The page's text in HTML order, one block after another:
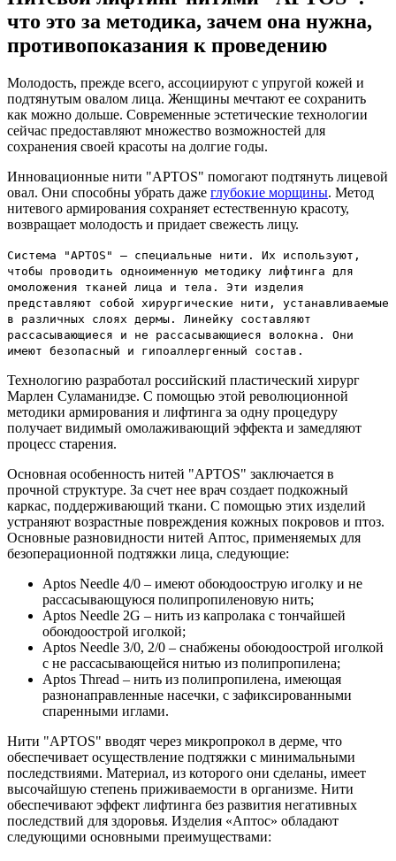
что это за методика, зачем она нужна,
противопоказания к проведению
Молодость, прежде всего, ассоциируют с упругой кожей и
подтянутым овалом лица. Женщины мечтают ее сохранить
как можно дольше. Современные эстетические технологии
сейчас предоставляют множество возможностей для
сохранения своей красоты на долгие годы.
Инновационные нити "АРТОS" помогают подтянуть лицевой
овал. Они способны убрать даже глубокие морщины. Метод
нитевого армирования сохраняет естественную красоту,
возвращает молодость и придает свежесть лицу.
Система "APTOS" – специальные нити. Их используют,
чтобы проводить одноименную методику лифтинга для
омоложения тканей лица и тела. Эти изделия
представляют собой хирургические нити, устанавливаемые
в различных слоях дермы. Линейку составляют
рассасывающиеся и не рассасывающиеся волокна. Они
имеют безопасный и гипоаллергенный состав.
Технологию разработал российский пластический хирург
Марлен Суламанидзе. С помощью этой революционной
методики армирования и лифтинга за одну процедуру
получает видимый омолаживающий эффекта и замедляют
процесс старения.
Основная особенность нитей "АРТОS" заключается в
прочной структуре. За счет нее врач создает подкожный
каркас, поддерживающий ткани. С помощью этих изделий
устраняют возрастные повреждения кожных покровов и птоз.
Основные разновидности нитей Аптос, применяемых для
безоперационной подтяжки лица, следующие:
Арtоs Needle 4/0 – имеют обоюдоострую иголку и не
рассасывающуюся полипропиленовую нить;
Арtоs Needle 2G – нить из капролака с тончайшей
обоюдоострой иголкой;
Арtоs Needle 3/0, 2/0 – снабжены обоюдоострой иголкой
с не рассасывающейся нитью из полипропилена;
Арtоs Thread – нить из полипропилена, имеющая
разнонаправленные насечки, с зафиксированными
спаренными иглами.
Нити "АРТОS" вводят через микропрокол в дерме, что
обеспечивает осуществление подтяжки с минимальными
последствиями. Материал, из которого они сделаны, имеет
высочайшую степень приживаемости в организме. Нити
обеспечивают эффект лифтинга без развития негативных
последствий для здоровья. Изделия «Аптос» обладают
следующими основными преимуществами: